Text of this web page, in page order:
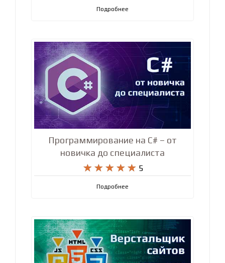
Подробнее
Программирование на C# – от
новичка до специалиста
    
     5
Подробнее